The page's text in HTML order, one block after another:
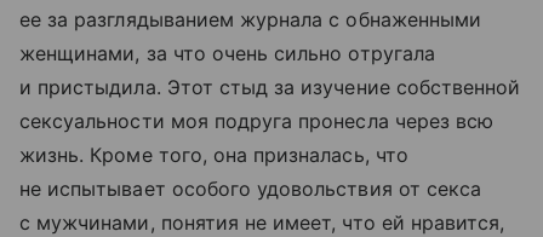
ее за разглядыванием журнала с обнаженными
женщинами, за что очень сильно отругала
и пристыдила. Этот стыд за изучение собственной
сексуальности моя подруга пронесла через всю
жизнь. Кроме того, она призналась, что
не испытывает особого удовольствия от секса
с мужчинами, понятия не имеет, что ей нравится,